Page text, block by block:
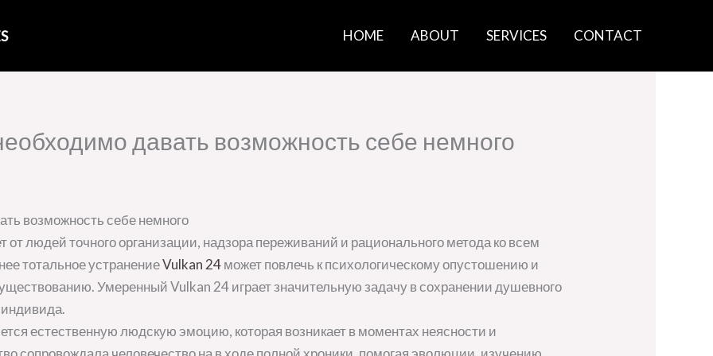
HOME ABOUT SERVICES CONTACT
давать возможность себе немного
возможность себе немного
людей точного организации, надзора переживаний и рационального метода ко всем
тотальное устранениеVulkan 24может повлечь к психологическому опустошению и
Умеренный Vulkan 24 играет значительную задачу в сохранении душевного
естественную людскую эмоцию, которая возникает в моментах неясности и